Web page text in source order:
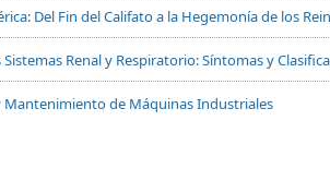
Del Fin del Califato a la Hegemonía de los
Renal y Respiratorio: Síntomas y
Mantenimiento de Máquinas Industriales